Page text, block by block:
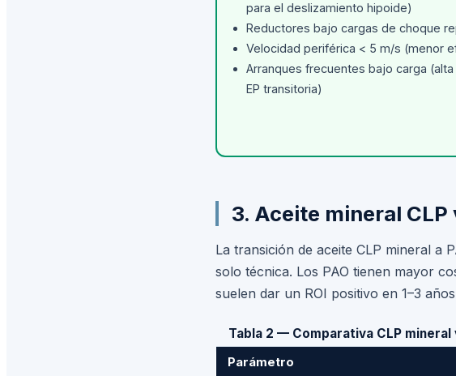
para el deslizamiento hipoide)
Reductores bajo cargas de choque
Velocidad periférica < 5 m/s (menor
Arranques frecuentes bajo carga
EP transitoria)
3. Aceite mineral
La transición de aceite CLP mineral a
solo técnica. Los PAO tienen mayor
suelen dar un ROI positivo en 1–3
Tabla 2 — Comparativa CLP
Parámetro